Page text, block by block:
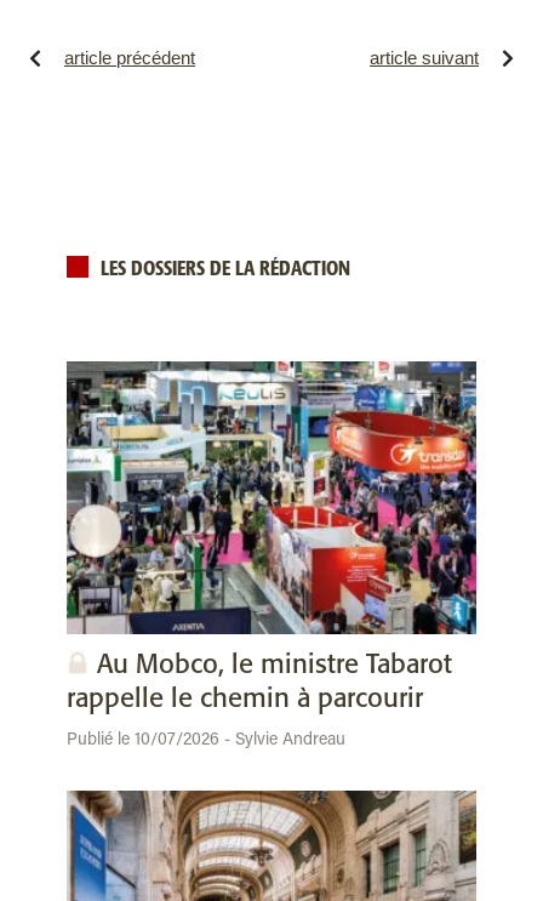
article précédent article suivant
LES DOSSIERS DE LA RÉDACTION
Au Mobco, le ministre Tabarot
rappelle le chemin à parcourir
Publié le 10/07/2026 - Sylvie Andreau